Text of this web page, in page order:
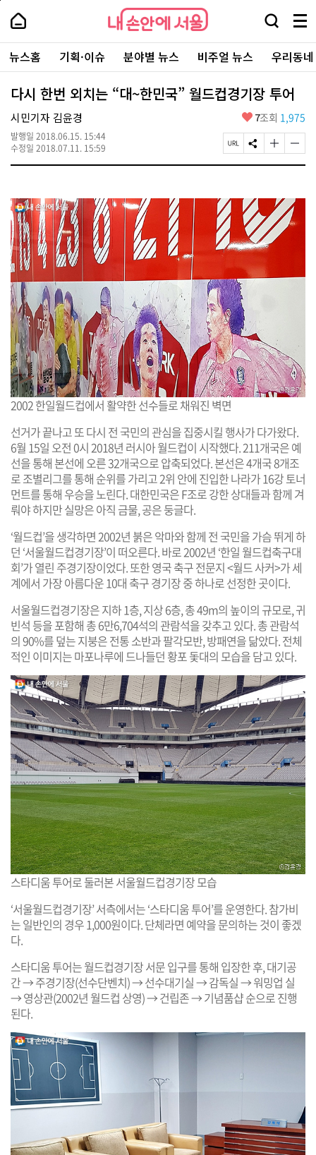
본
로
가
내
손
안
에
서
울
-
서
울
시
대
표
소
털
내
손
에
울
검
창
열
기
메
뉴
전
체
보
주
요
서
뉴스홈 기획·이슈 분야별 뉴스 비주얼 뉴스 우리동
다시 한번 외치는 “대~한민국” 월드컵경기장 투어
시민기자 김윤경
발행일 2018.06.15. 15:44
수정일 2018.07.11. 15:59
좋
요
7조회 1,975
페
이
R
복
S
N
유
하
기
글
자
크
게
변
경
하
글
자
작
게
변
2002 한일월드컵에서 활약한 선수들로 채워진 벽면
선거가 끝나고 또 다시 전 국민의 관심을 집중시킬 행사가 다가왔다.
6월 15일 오전 0시 2018년 러시아 월드컵이 시작했다. 211개국은 예
선을 통해 본선에 오른 32개국으로 압축되었다. 본선은 4개국 8개조
로 조별리그를 통해 순위를 가리고 2위 안에 진입한 나라가 16강 토너
먼트를 통해 우승을 노린다. 대한민국은 F조로 강한 상대들과 함께 겨
뤄야 하지만 실망은 아직 금물, 공은 둥글다.
‘월드컵’을 생각하면 2002년 붉은 악마와 함께 전 국민을 가슴 뛰게 하
던 ‘서울월드컵경기장’이 떠오른다. 바로 2002년 ‘한일 월드컵축구대
회’가 열린 주경기장이었다. 또한 영국 축구 전문지 <월드 사커>가 세
계에서 가장 아름다운 10대 축구 경기장 중 하나로 선정한 곳이다.
서울월드컵경기장은 지하 1층, 지상 6층, 총 49m의 높이의 규모로, 귀
빈석 등을 포함해 총 6만6,704석의 관람석을 갖추고 있다. 총 관람석
의 90%를 덮는 지붕은 전통 소반과 팔각모반, 방패연을 닮았다. 전체
적인 이미지는 마포나루에 드나들던 황포 돛대의 모습을 담고 있다.
스타디움 투어로 둘러본 서울월드컵경기장 모습
‘서울월드컵경기장’ 서측에서는 ‘스타디움 투어’를 운영한다. 참가비
는 일반인의 경우 1,000원이다. 단체라면 예약을 문의하는 것이 좋겠
다.
스타디움 투어는 월드컵경기장 서문 입구를 통해 입장한 후, 대기공
간 → 주경기장(선수단벤치) → 선수대기실 → 감독실 → 워밍업 실
→ 영상관(2002년 월드컵 상영) → 건립존 → 기념품샵 순으로 진행
된다.
페
상
단
로